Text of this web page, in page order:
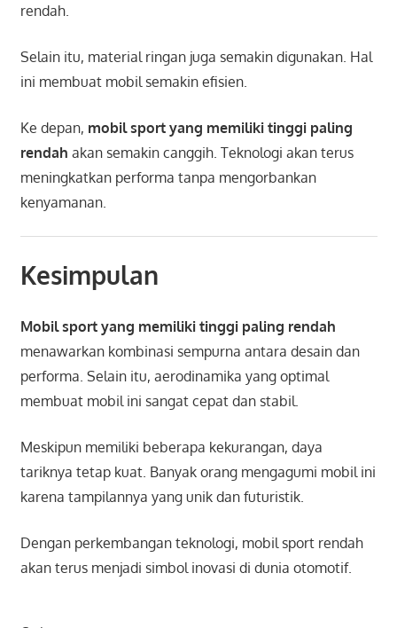
rendah.
Selain itu, material ringan juga semakin digunakan. Hal
ini membuat mobil semakin efisien.
Ke depan, mobil sport yang memiliki tinggi paling
rendah akan semakin canggih. Teknologi akan terus
meningkatkan performa tanpa mengorbankan
kenyamanan.
Kesimpulan
Mobil sport yang memiliki tinggi paling rendah
menawarkan kombinasi sempurna antara desain dan
performa. Selain itu, aerodinamika yang optimal
membuat mobil ini sangat cepat dan stabil.
Meskipun memiliki beberapa kekurangan, daya
tariknya tetap kuat. Banyak orang mengagumi mobil ini
karena tampilannya yang unik dan futuristik.
Dengan perkembangan teknologi, mobil sport rendah
akan terus menjadi simbol inovasi di dunia otomotif.